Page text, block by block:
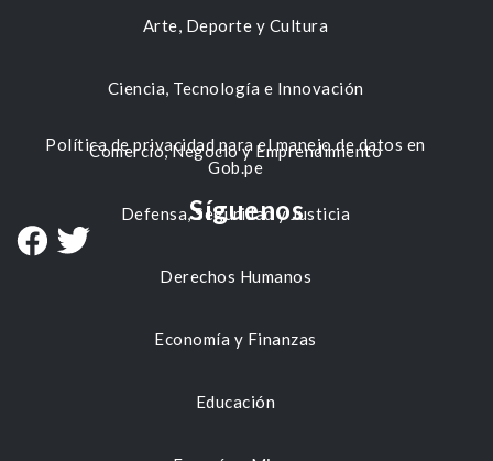
Arte, Deporte y Cultura
Ciencia, Tecnología e Innovación
Comercio, Negocio y Emprendimiento
Defensa, Seguridad y Justicia
Derechos Humanos
Economía y Finanzas
Educación
Política de privacidad para el manejo de datos en
Gob.pe
Síguenos